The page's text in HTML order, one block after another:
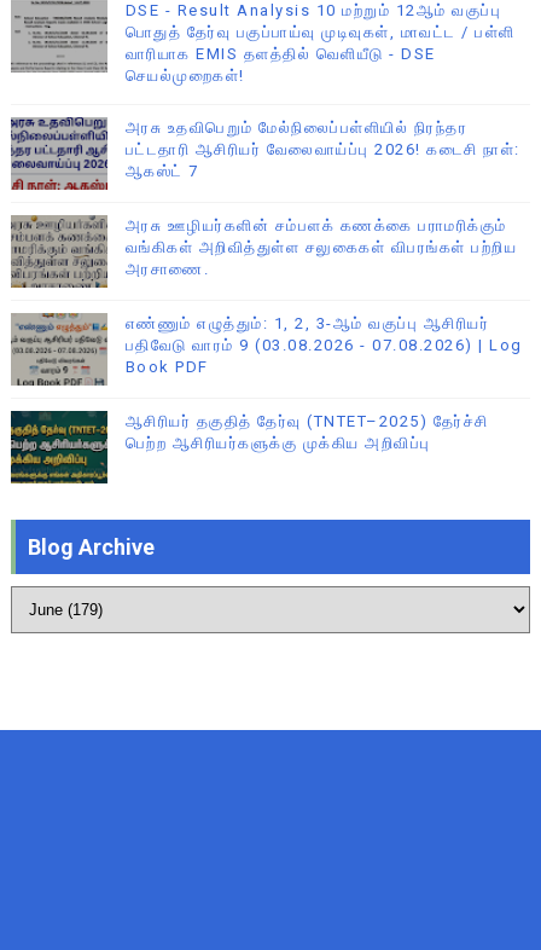
DSE - Result Analysis 10 மற்றும் 12ஆம் வகுப்பு
பொதுத் தேர்வு பகுப்பாய்வு முடிவுகள், மாவட்ட / பள்ளி
வாரியாக EMIS தளத்தில் வெளியீடு - DSE
செயல்முறைகள்!
அரசு உதவிபெறும் மேல்நிலைப்பள்ளியில் நிரந்தர
பட்டதாரி ஆசிரியர் வேலைவாய்ப்பு 2026! கடைசி நாள்:
ஆகஸ்ட் 7
அரசு ஊழியர்களின் சம்பளக் கணக்கை பராமரிக்கும்
வங்கிகள் அறிவித்துள்ள சலுகைகள் விபரங்கள் பற்றிய
அரசாணை.
எண்ணும் எழுத்தும்: 1, 2, 3-ஆம் வகுப்பு ஆசிரியர்
பதிவேடு வாரம் 9 (03.08.2026 - 07.08.2026) | Log
Book PDF
ஆசிரியர் தகுதித் தேர்வு (TNTET–2025) தேர்ச்சி
பெற்ற ஆசிரியர்களுக்கு முக்கிய அறிவிப்பு
Blog Archive